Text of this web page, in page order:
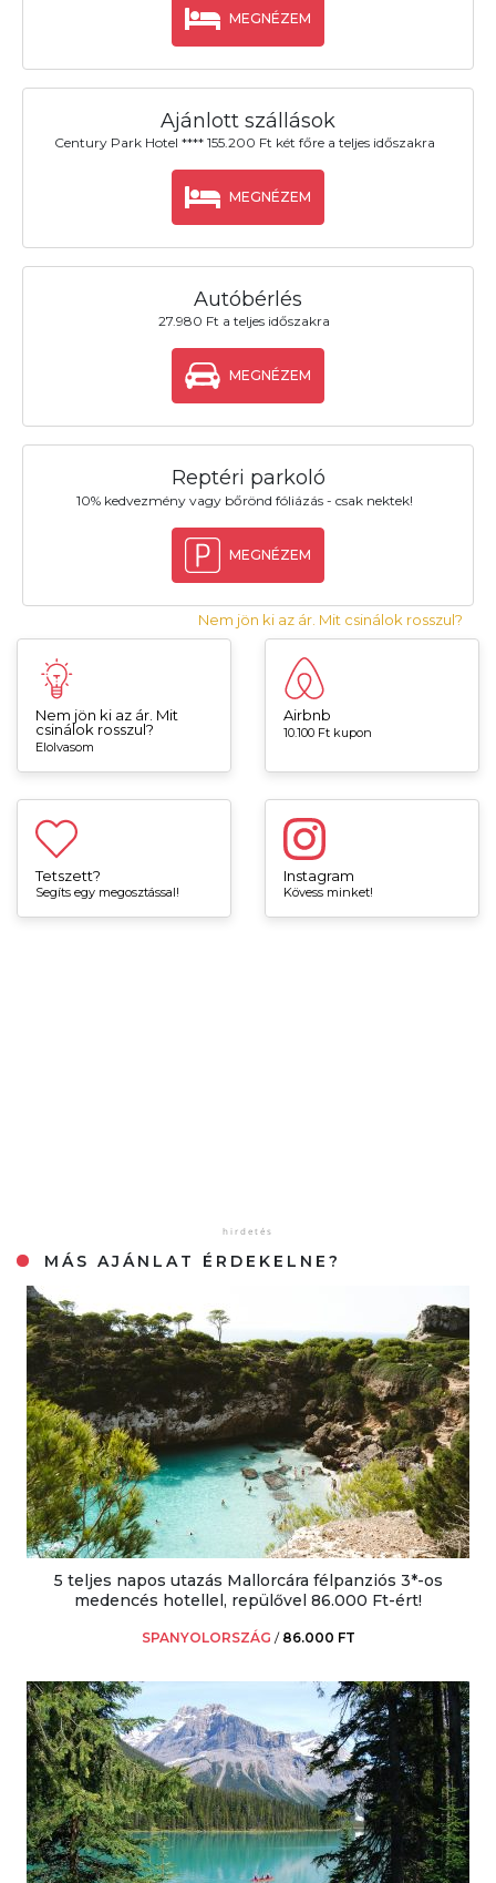
MEGNÉZEM
Ajánlott szállások
Century Park Hotel **** 155.200 Ft két főre a teljes időszakra
MEGNÉZEM
Autóbérlés
27.980 Ft a teljes időszakra
MEGNÉZEM
Reptéri parkoló
10% kedvezmény vagy bőrönd fóliázás - csak nektek!
MEGNÉZEM
Nem jön ki az ár. Mit csinálok rosszul?
Nem jön ki az ár. Mit
csinálok rosszul?
Elolvasom
Airbnb
10.100 Ft kupon
Tetszett?
Segíts egy megosztással!
Instagram
Kövess minket!
MÁS AJÁNLAT ÉRDEKELNE?
5 teljes napos utazás Mallorcára félpanziós 3*-os
medencés hotellel, repülővel 86.000 Ft-ért!
SPANYOLORSZÁG / 86.000 FT